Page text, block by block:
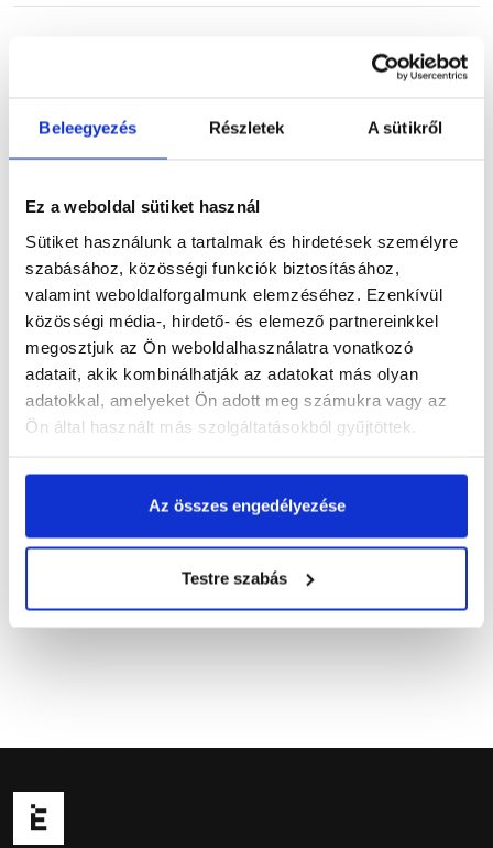
Beleegyezés Részletek A sütikről
Ez a weboldal sütiket használ
Sütiket használunk a tartalmak és hirdetések személyre
szabásához, közösségi funkciók biztosításához,
valamint weboldalforgalmunk elemzéséhez. Ezenkívül
közösségi média-, hirdető- és elemező partnereinkkel
megosztjuk az Ön weboldalhasználatra vonatkozó
adatait, akik kombinálhatják az adatokat más olyan
adatokkal, amelyeket Ön adott meg számukra vagy az
Ön által használt más szolgáltatásokból gyűjtöttek.
Az összes engedélyezése
Testre szabás
Termékinformáció
Vásárlói vélemények
Kapcsolódó cikkek